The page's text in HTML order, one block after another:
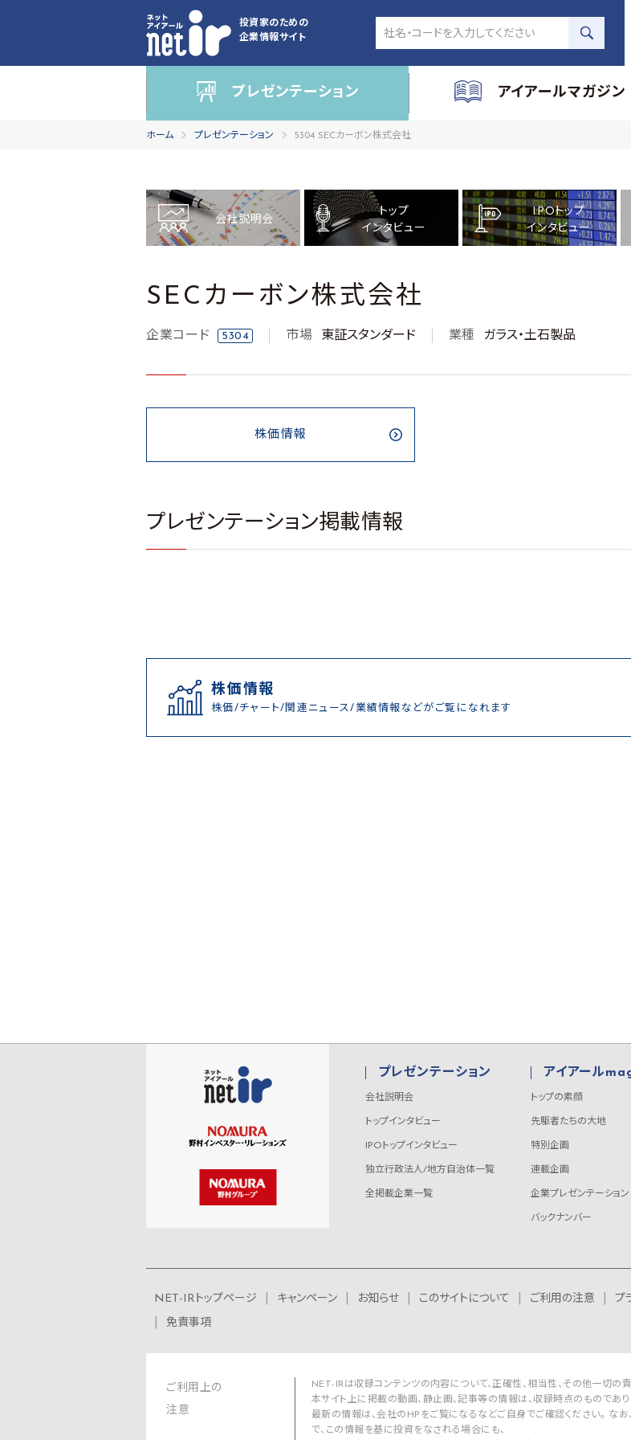
投資家のための
企業情報サイト
プレゼンテーション アイアールマガジン
ホーム プレゼンテーション 5304 SECカーボン株式会社
会社説明会
トップ
インタビュー
IPOトップ
インタビュー
SECカーボン株式会社
企業コード 5304 市場 東証スタンダード 業種 ガラス・土石製品
株価情報
プレゼンテーション掲載情報
株価情報
株価/チャート/関連ニュース/業績情報などがご覧になれます
プレゼンテーション
会社説明会
トップインタビュー
IPOトップインタビュー
独立行政法人/地方自治体一覧
全掲載企業一覧
アイアール
トップの素顔
先駆者たちの大地
特別企画
連載企画
企業プレゼンテーション
バックナンバー
NET-IRトップページ キャンペーン お知らせ このサイトについて ご利用の注意 プ
免責事項
ご利用上の
注意
NET-IRは収録コンテンツの内容について、正確性、相当性、その他一切の
本サイト上に掲載の動画、静止画、記事等の情報は、収録時点のものであり
最新の情報は、会社のHPをご覧になるなどご自身でご確認ください。 な
で、この情報を基に投資をなされる場合にも、